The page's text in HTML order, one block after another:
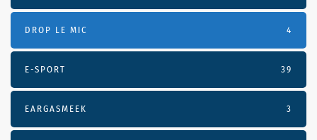
DROP LE MIC 4
E-SPORT 39
EARGASMEEK 3